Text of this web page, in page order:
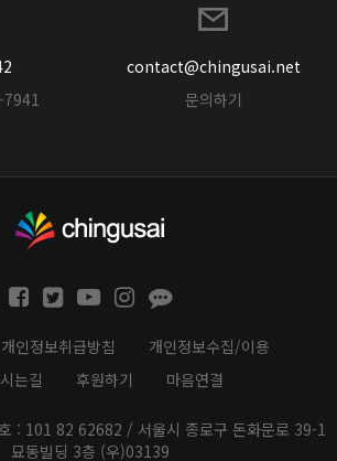
7941
contact@chingusai.net
문의하기
개인정보취급방침
개인정보수집/이용
는길
후원하기 마음연결
: 101 82 62682 / 서울시 종로구 돈화문로 39-1
묘동빌딩 3층 (우)03139